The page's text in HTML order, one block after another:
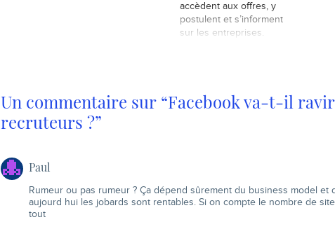
accèdent aux offres, y
postulent et s’informent
sur les entreprises.
Un commentaire sur “Facebook va-t-il
recruteurs ?”
Paul
Rumeur ou pas rumeur ? Ça dépend sûrement du business model et
aujourd hui les jobards sont rentables. Si on compte le nombre de
tout